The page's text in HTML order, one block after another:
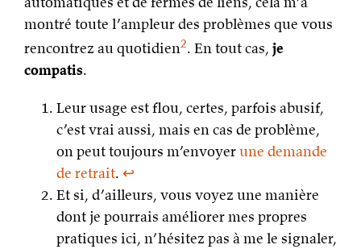
montré toute l’ampleur des problèmes que vous
rencontrez au quotidien2. En tout cas, je
compatis.
Leur usage est flou, certes, parfois abusif,
c’est vrai aussi, mais en cas de problème,
on peut toujours m’envoyerune demande
de retrait. ↩
Et si, d’ailleurs, vous voyez une manière
dont je pourrais améliorer mes propres
pratiques ici, n’hésitez pas à me le signaler,